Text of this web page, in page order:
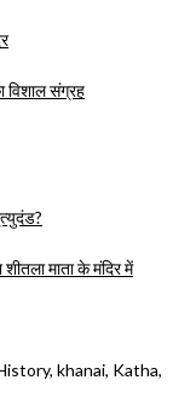
विशाल संग्रह
माता के मंदिर में
khanai, Katha,